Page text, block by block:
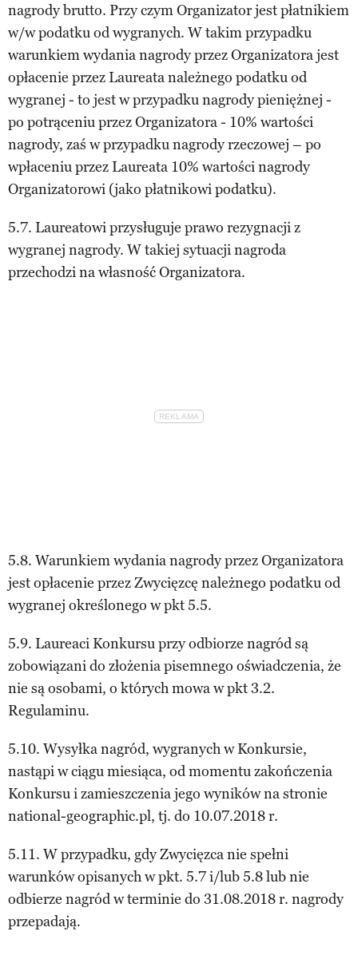
nagrody brutto. Przy czym Organizator jest płatnikiem
w/w podatku od wygranych. W takim przypadku
warunkiem wydania nagrody przez Organizatora jest
opłacenie przez Laureata należnego podatku od
wygranej - to jest w przypadku nagrody pieniężnej -
po potrąceniu przez Organizatora - 10% wartości
nagrody, zaś w przypadku nagrody rzeczowej – po
wpłaceniu przez Laureata 10% wartości nagrody
Organizatorowi (jako płatnikowi podatku).
5.7. Laureatowi przysługuje prawo rezygnacji z
wygranej nagrody. W takiej sytuacji nagroda
przechodzi na własność Organizatora.
5.8. Warunkiem wydania nagrody przez Organizatora
jest opłacenie przez Zwycięzcę należnego podatku od
wygranej określonego w pkt 5.5.
5.9. Laureaci Konkursu przy odbiorze nagród są
zobowiązani do złożenia pisemnego oświadczenia, że
nie są osobami, o których mowa w pkt 3.2.
Regulaminu.
5.10. Wysyłka nagród, wygranych w Konkursie,
nastąpi w ciągu miesiąca, od momentu zakończenia
Konkursu i zamieszczenia jego wyników na stronie
national-geographic.pl, tj. do 10.07.2018 r.
5.11. W przypadku, gdy Zwycięzca nie spełni
warunków opisanych w pkt. 5.7 i/lub 5.8 lub nie
odbierze nagród w terminie do 31.08.2018 r. nagrody
przepadają.